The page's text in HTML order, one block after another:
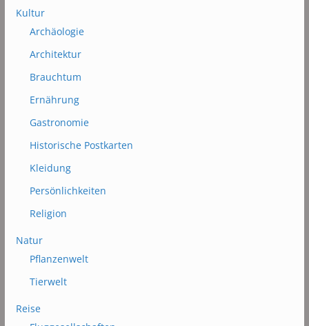
Kultur
Archäologie
Architektur
Brauchtum
Ernährung
Gastronomie
Historische Postkarten
Kleidung
Persönlichkeiten
Religion
Natur
Pflanzenwelt
Tierwelt
Reise